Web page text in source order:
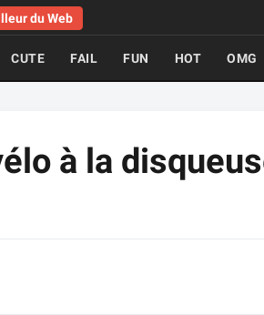
du Web
CUTE FAIL FUN HOT OMG
à la